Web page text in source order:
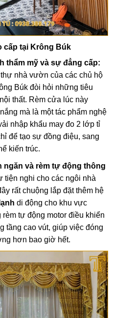
cấp tại Krông Búk
thẩm mỹ và sự đẳng cấp:
nhà vườn của các chủ hộ
Búk đòi hỏi những tiêu
thất. Rèm cửa lúc này
mà là một tác phẩm nghệ
nhập khẩu may đo 2 lớp tỉ
để tạo sự đồng điệu, sang
kiến trúc.
ngăn và rèm tự động thông
tiện nghi cho các ngôi nhà
rất chuộng lắp đặt thêm hệ
di động cho khu vực
tự động motor điều khiển
tầng cao vút, giúp việc đóng
hơn bao giờ hết.